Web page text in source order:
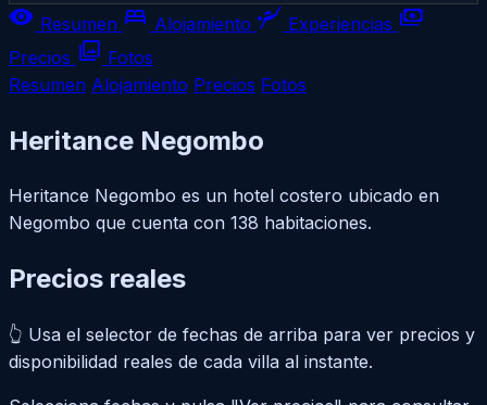
visibility Resumen bed Alojamiento scuba_diving Experiencias payments
Precios photo_library Fotos
Resumen Alojamiento Precios Fotos
Heritance Negombo
Heritance Negombo es un hotel costero ubicado en
Negombo que cuenta con 138 habitaciones.
Precios reales
👆 Usa el selector de fechas de arriba para ver precios y
disponibilidad reales de cada villa al instante.